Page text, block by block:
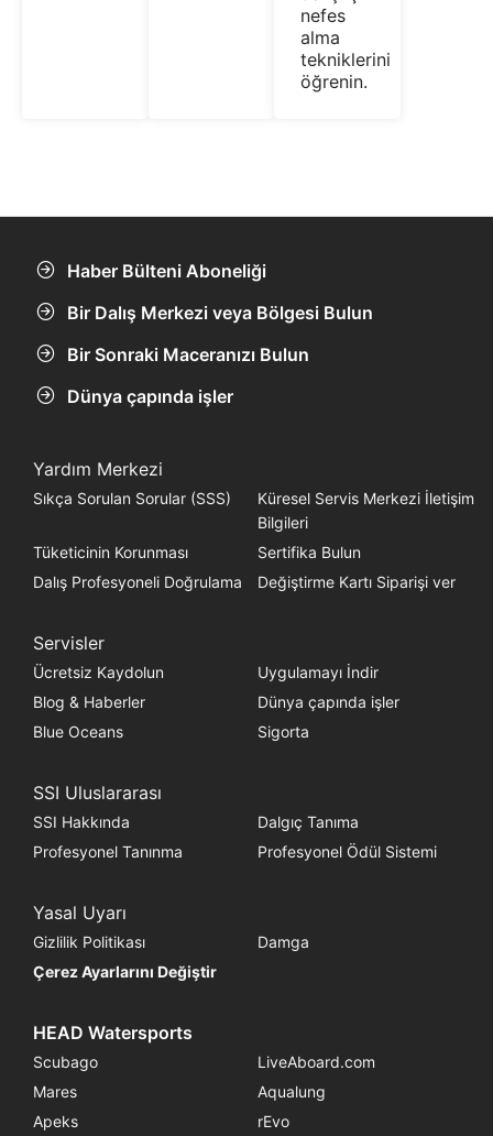
nefes
alma
tekniklerini
öğrenin.
Haber Bülteni Aboneliği
Bir Dalış Merkezi veya Bölgesi Bulun
Bir Sonraki Maceranızı Bulun
Dünya çapında işler
Yardım Merkezi
Sıkça Sorulan Sorular (SSS)
Küresel Servis Merkezi İletişim
Bilgileri
Tüketicinin Korunması
Sertifika Bulun
Dalış Profesyoneli Doğrulama
Değiştirme Kartı Siparişi ver
Servisler
Ücretsiz Kaydolun
Uygulamayı İndir
Blog & Haberler
Dünya çapında işler
Blue Oceans
Sigorta
SSI Uluslararası
SSI Hakkında
Dalgıç Tanıma
Profesyonel Tanınma
Profesyonel Ödül Sistemi
Yasal Uyarı
Gizlilik Politikası
Damga
Çerez Ayarlarını Değiştir
HEAD Watersports
Scubago
LiveAboard.com
Mares
Aqualung
Apeks
rEvo